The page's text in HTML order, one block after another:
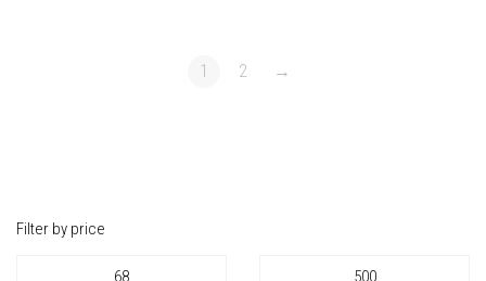
1 2 →
Filter by price